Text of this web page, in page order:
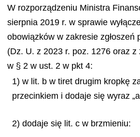
W rozporządzeniu Ministra
sierpnia 2019 r. w sprawie
obowiązków w zakresie zgłoszeń
(Dz. U. z 2023 r. poz. 1276 oraz z
w § 2 w ust. 2 w pkt 4:
1) w lit. b w tiret drugim kropkę
przecinkiem i dodaje się wyraz
2) dodaje się lit. c w brzmieniu: